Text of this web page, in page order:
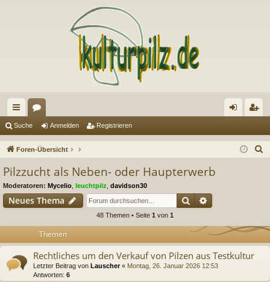
ch
ne
riff
en m ist
Suche Anmelden Registrieren
Foren-Übersicht
Pilzzucht als Neben- oder Haupterwerb
Moderatoren: Mycelio leuchtpilz davidson30
Neues Thema Suche
48 Themen • Seite 1 von 1
Themen
Rechtliches um den Verkauf von Pilzen aus Testkultur
Letzter Beitrag von Lauscher« Montag, 26. Januar 2026 12:53
Antworten: 6